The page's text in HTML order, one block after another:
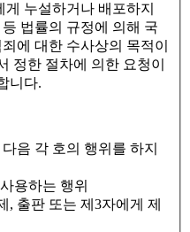
누설하거나 배포하지
법률의 규정에 의해 국
에 대한 수사상의 목적이
정한 절차에 의한 요청이
니다.
음 각 호의 행위를 하지
용하는 행위
, 출판 또는 제3자에게 제